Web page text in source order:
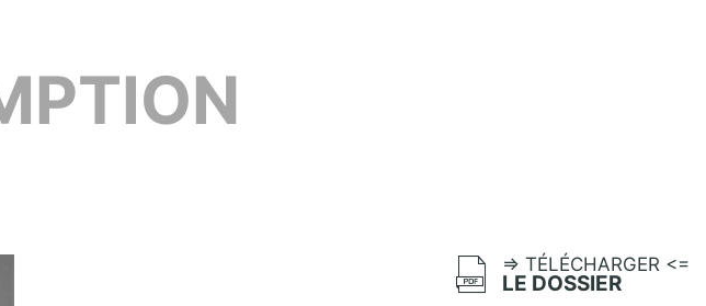
=> TÉLÉCHARGER <=
LE DOSSIER